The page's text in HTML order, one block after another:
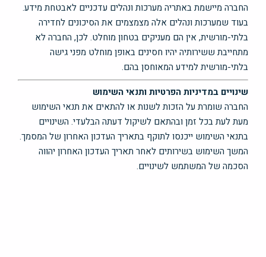
החברה מיישמת באתריה מערכות ונהלים עדכניים לאבטחת מידע.
בעוד שמערכות ונהלים אלה מצמצמים את הסיכונים לחדירה
בלתי-מורשית, אין הם מעניקים בטחון מוחלט. לכן, החברה לא
מתחייבת ששירותיה יהיו חסינים באופן מוחלט מפני גישה
בלתי-מורשית למידע המאוחסן בהם.
שינויים במדיניות הפרטיות ותנאי השימוש
החברה שומרת על הזכות לשנות או להתאים את תנאי השימוש
מעת לעת בכל זמן ובהתאם לשיקול דעתה הבלעדי. השינויים
בתנאי השימוש ייכנסו לתוקף בתאריך העדכון האחרון של המסמך.
המשך השימוש בשירותים לאחר תאריך העדכון האחרון יהווה
הסכמה של המשתמש לשינויים.